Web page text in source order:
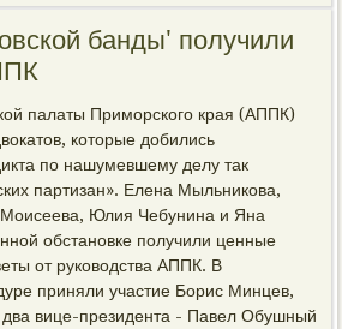
банды' получили
палаты Приморского края (АППК)
которые добились
по нашумевшему делу так
партизан». Елена Мыльникова,
Юлия Чебунина и Яна
обстановке получили ценные
от руководства АППК. В
приняли участие Борис Минцев,
вице-президента - Павел Обушный